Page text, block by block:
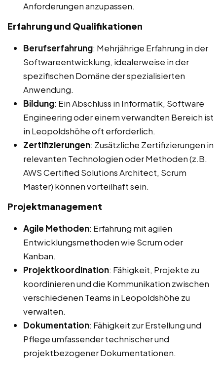
Anforderungen anzupassen.
Erfahrung und Qualifikationen
Berufserfahrung: Mehrjährige Erfahrung in der
Softwareentwicklung, idealerweise in der
spezifischen Domäne der spezialisierten
Anwendung.
Bildung: Ein Abschluss in Informatik, Software
Engineering oder einem verwandten Bereich ist
in Leopoldshöhe oft erforderlich.
Zertifizierungen: Zusätzliche Zertifizierungen in
relevanten Technologien oder Methoden (z.B.
AWS Certified Solutions Architect, Scrum
Master) können vorteilhaft sein.
Projektmanagement
Agile Methoden: Erfahrung mit agilen
Entwicklungsmethoden wie Scrum oder
Kanban.
Projektkoordination: Fähigkeit, Projekte zu
koordinieren und die Kommunikation zwischen
verschiedenen Teams in Leopoldshöhe zu
verwalten.
Dokumentation: Fähigkeit zur Erstellung und
Pflege umfassender technischer und
projektbezogener Dokumentationen.